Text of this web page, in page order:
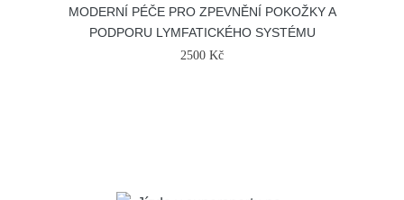
MODERNÍ PÉČE PRO ZPEVNĚNÍ POKOŽKY A
PODPORU LYMFATICKÉHO SYSTÉMU
2500 Kč